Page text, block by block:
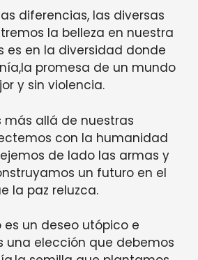
diferencias, las diversas
la belleza en nuestra
es en la diversidad donde
promesa de un mundo
y sin violencia.
más allá de nuestras
con la humanidad
de lado las armas y
un futuro en el
la paz reluzca.
es un deseo utópico e
una elección que debemos